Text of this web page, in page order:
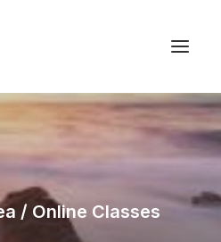
/ Online Classes